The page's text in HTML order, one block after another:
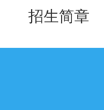
招生简章